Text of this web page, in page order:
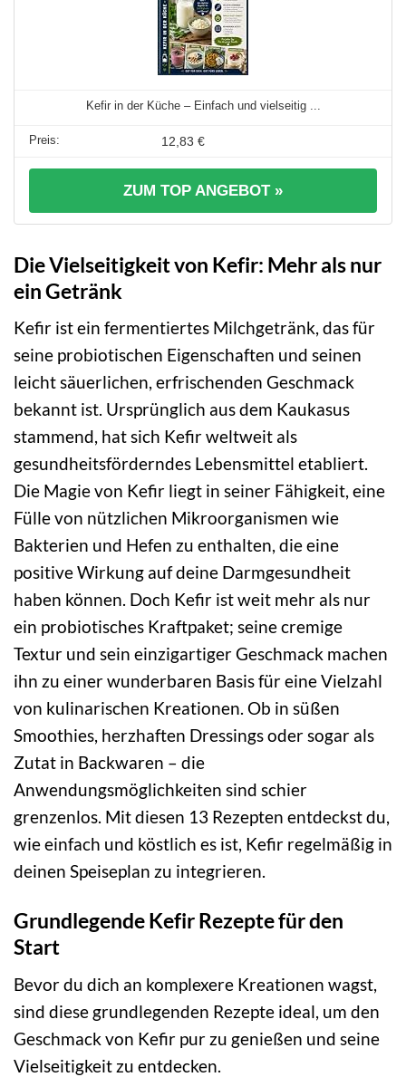
Kefir in der Küche – Einfach und vielseitig ...
12,83 €
ZUM TOP ANGEBOT »
Die Vielseitigkeit von Kefir: Mehr als nur
ein Getränk
Kefir ist ein fermentiertes Milchgetränk, das für
seine probiotischen Eigenschaften und seinen
leicht säuerlichen, erfrischenden Geschmack
bekannt ist. Ursprünglich aus dem Kaukasus
stammend, hat sich Kefir weltweit als
gesundheitsförderndes Lebensmittel etabliert.
Die Magie von Kefir liegt in seiner Fähigkeit, eine
Fülle von nützlichen Mikroorganismen wie
Bakterien und Hefen zu enthalten, die eine
positive Wirkung auf deine Darmgesundheit
haben können. Doch Kefir ist weit mehr als nur
ein probiotisches Kraftpaket; seine cremige
Textur und sein einzigartiger Geschmack machen
ihn zu einer wunderbaren Basis für eine Vielzahl
von kulinarischen Kreationen. Ob in süßen
Smoothies, herzhaften Dressings oder sogar als
Zutat in Backwaren – die
Anwendungsmöglichkeiten sind schier
grenzenlos. Mit diesen 13 Rezepten entdeckst du,
wie einfach und köstlich es ist, Kefir regelmäßig in
deinen Speiseplan zu integrieren.
Grundlegende Kefir Rezepte für den
Start
Bevor du dich an komplexere Kreationen wagst,
sind diese grundlegenden Rezepte ideal, um den
Geschmack von Kefir pur zu genießen und seine
Vielseitigkeit zu entdecken.